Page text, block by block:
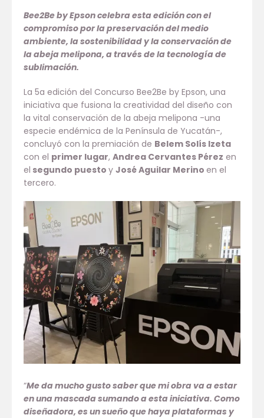
Bee2Be by Epson celebra esta edición con el
compromiso por la preservación del medio
ambiente, la sostenibilidad y la conservación de
la abeja melipona, a través de la tecnología de
sublimación.
La 5a edición del Concurso Bee2Be by Epson, una
iniciativa que fusiona la creatividad del diseño con
la vital conservación de la abeja melipona -una
especie endémica de la Península de Yucatán-,
concluyó con la premiación de Belem Solís Izeta
con el primer lugar, Andrea Cervantes Pérez en
el segundo puesto y José Aguilar Merino en el
tercero.
“Me da mucho gusto saber que mi obra va a estar
en una mascada sumando a esta iniciativa. Como
diseñadora, es un sueño que haya plataformas y